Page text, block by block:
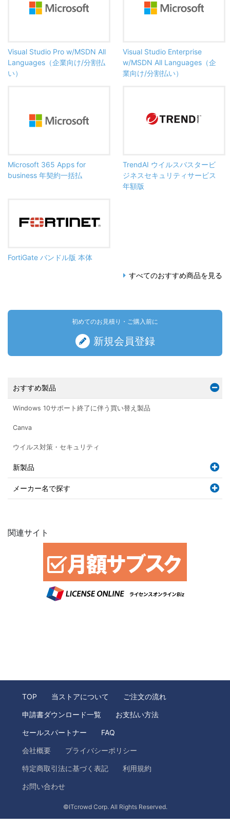
Visual Studio Pro w/MSDN All
Languages（企業向け/分割払
い）
Visual Studio Enterprise
w/MSDN All Languages（企
業向け/分割払い）
Microsoft 365 Apps for
business 年契約一括払
TrendAI ウイルスバスタービ
ジネスセキュリティサービス
年額版
FortiGate バンドル版 本体
すべてのおすすめ商品を見る
初めてのお見積り・ご購入前に
新規会員登録
おすすめ製品
Windows 10サポート終了に伴う買い替え製品
Canva
ウイルス対策・セキュリティ
新製品
メーカー名で探す
関連サイト
TOP 当ストアについて ご注文の流れ
申請書ダウンロード一覧 お支払い方法
セールスパートナー FAQ
会社概要 プライバシーポリシー
特定商取引法に基づく表記 利用規約
お問い合わせ
©ITcrowd Corp. All Rights Reserved.